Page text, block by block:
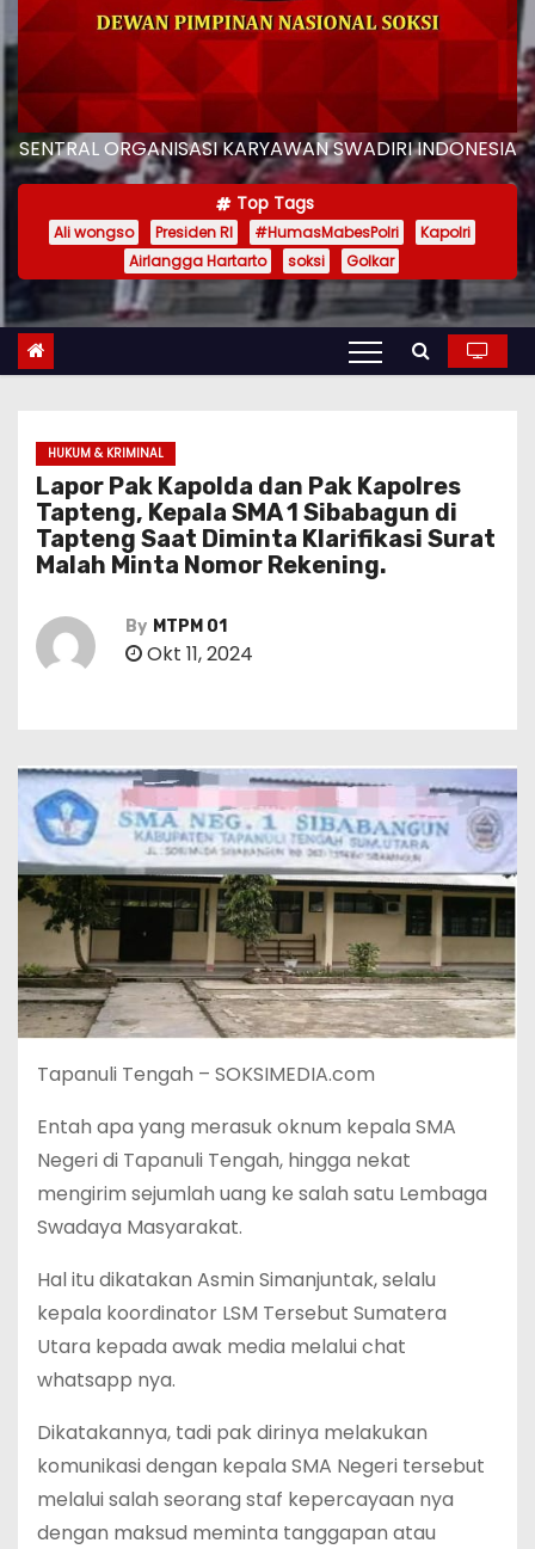
SENTRAL ORGANISASI KARYAWAN SWADIRI INDONESIA
Top Tags
Ali wongso Presiden RI #HumasMabesPolri
Kapolri
Airlangga Hartarto
soksi Golkar
HUKUM & KRIMINAL
Lapor Pak Kapolda dan Pak Kapolres
Tapteng, Kepala SMA 1 Sibabagun di
Tapteng Saat Diminta Klarifikasi Surat
Malah Minta Nomor Rekening.
By MTPM 01
Okt 11, 2024
Tapanuli Tengah – SOKSIMEDIA.com
Entah apa yang merasuk oknum kepala SMA
Negeri di Tapanuli Tengah, hingga nekat
mengirim sejumlah uang ke salah satu Lembaga
Swadaya Masyarakat.
Hal itu dikatakan Asmin Simanjuntak, selalu
kepala koordinator LSM Tersebut Sumatera
Utara kepada awak media melalui chat
whatsapp nya.
Dikatakannya, tadi pak dirinya melakukan
komunikasi dengan kepala SMA Negeri tersebut
melalui salah seorang staf kepercayaan nya
dengan maksud meminta tanggapan atau